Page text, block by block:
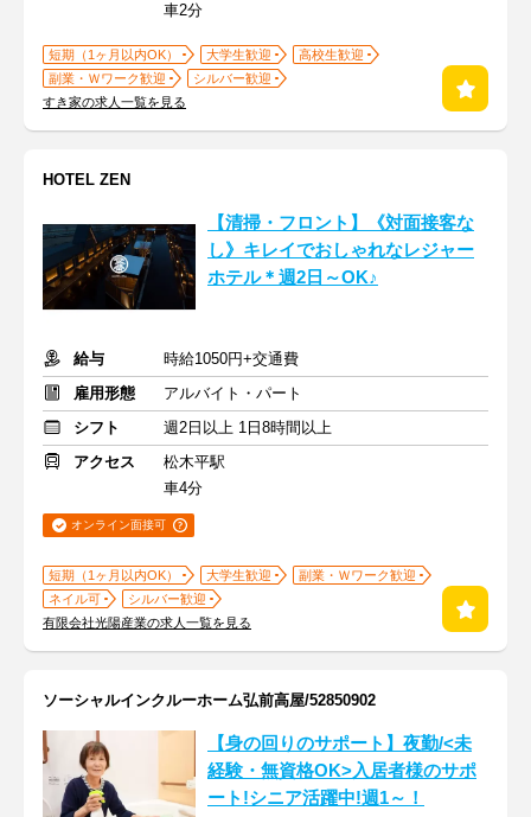
車2分
短期（1ヶ月以内OK） 大学生歓迎
高校生歓迎
副業・Ｗワーク歓迎
シルバー歓迎
すき家の求人一覧を見る
HOTEL ZEN
【清掃・フロント】《対面接客な
し》キレイでおしゃれなレジャー
ホテル＊週2日～OK♪
給与
時給1050円+交通費
雇用形態
アルバイト・パート
シフト
週2日以上 1日8時間以上
アクセス
松木平駅
車4分
オンライン面接可
短期（1ヶ月以内OK） 大学生歓迎
副業・Ｗワーク歓迎
ネイル可
シルバー歓迎
有限会社光陽産業の求人一覧を見る
ソーシャルインクルーホーム弘前高屋/52850902
【身の回りのサポート】夜勤/<未
経験・無資格OK>入居者様のサポ
ート!シニア活躍中!週1～！